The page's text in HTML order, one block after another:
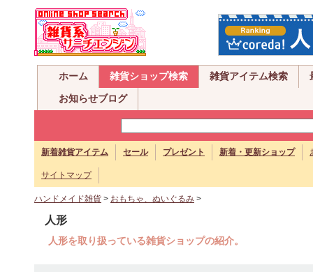
ホーム 雑貨ショップ検索 雑貨アイテム検索
お知らせブログ
新着雑貨アイテム セール プレゼント 新着・更新ショップ
サイトマップ
ハンドメイド雑貨 > おもちゃ、ぬいぐるみ >
人形
人形を取り扱っている雑貨ショップの紹介。